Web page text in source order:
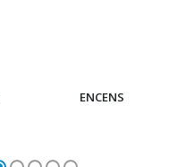
ENCENS